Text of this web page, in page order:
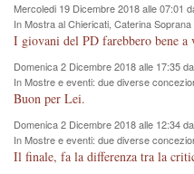
Mercoledi 19 Dicembre 2018 alle 07:01
In Mostra al Chiericati, Caterina
del Pd: "realizzata a costo zero per il
I giovani del PD farebbero bene a
Domenica 2 Dicembre 2018 alle 17:35 da
In Mostre e eventi: due diverse
Vicenza
Buon per Lei.
Domenica 2 Dicembre 2018 alle 12:34 da
In Mostre e eventi: due diverse
Vicenza